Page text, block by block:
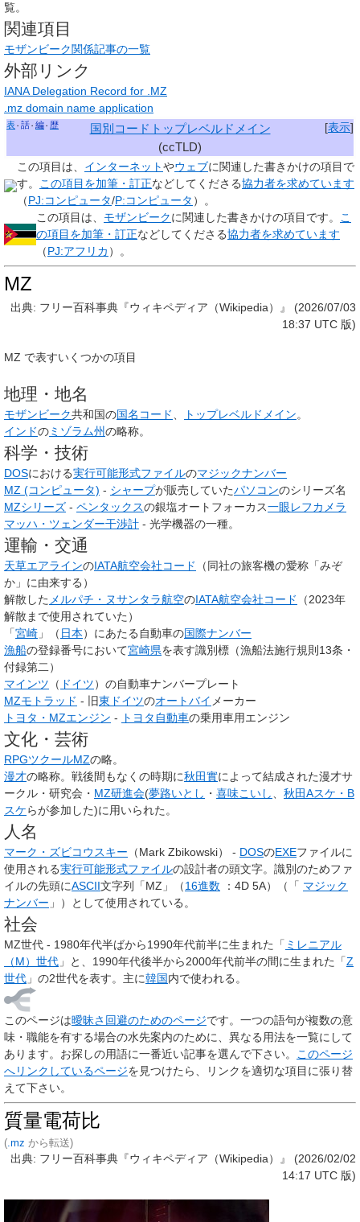
覧。
関連項目
モザンビーク関係記事の一覧
外部リンク
IANA Delegation Record for .MZ
.mz domain name application
[表示]
表 話 編 歴
国別コードトップレベルドメイン
(ccTLD)
この項目は、 インターネットやウェブに関連した書きかけの項目 で
す。 この項目を加筆・訂正などしてくださる協力者を求めています
（PJ:コンピュータ/P:コンピュータ ）。
この項目は、 モザンビークに関連した書きかけの項目 です。 こ
の項目を加筆・訂正などしてくださる協力者を求めています
（PJ:アフリカ ）。
MZ
出典: フリー百科事典『ウィキペディア（Wikipedia）』 (2026/07/03
18:37 UTC 版)
MZ で表すいくつかの項目
地理・地名
モザンビーク共和国の国名コード トップレベルドメイン。
インドのミゾラム州の略称。
科学・技術
DOSにおける実行可能形式ファイルのマジックナンバー
MZ (コンピュータ) - シャープが販売していたパソコンのシリーズ名
MZシリーズ - ペンタックスの銀塩オートフォーカス一眼レフカメラ
マッハ・ツェンダー干渉計 - 光学機器の一種。
運輸・交通
天草エアラインのIATA航空会社コード
（同社の旅客機の愛称「みぞ
か」に由来する）
解散した メルパチ・ヌサンタラ航空のIATA航空会社コード
（2023年
解散まで使用されていた）
「宮崎 」（ 日本）にあたる自動車の国際ナンバー
漁船の登録番号において宮崎県を表す識別標（漁船法施行規則13条・
付録第二）
マインツ （ ドイツ）の自動車ナンバープレート
MZモトラッド - 旧東ドイツのオートバイ メーカー
トヨタ・MZエンジン - トヨタ自動車の乗用車用エンジン
文化・芸術
RPGツクールMZの略。
漫才の略称。戦後間もなくの時期に秋田實によって結成された漫才サ
ークル・研究会・ MZ研進会(夢路いとし ・ 喜味こいし
秋田Aスケ・B
スケらが参加した)に用いられた。
人名
マーク・ズビコウスキー （Mark Zbikowski） - DOSのEXEファイルに
使用される実行可能形式ファイルの設計者の頭文字。識別のためファ
イルの先頭にASCII文字列「MZ」（16進数 ：4D 5A）（「 マジック
ナンバー 」）として使用されている。
社会
MZ世代 - 1980年代半ばから1990年代前半に生まれた「 ミレニアル
（M）世代 」と、1990年代後半から2000年代前半の間に生まれた「Z
世代 」の2世代を表す。主に韓国内で使われる。
このページは曖昧さ回避のためのページです。一つの語句が複数の意
味・職能を有する場合の水先案内のために、異なる用法を一覧にして
あります。お探しの用語に一番近い記事を選んで下さい。
このページ
へリンクしているページを見つけたら、リンクを適切な項目に張り替
えて下さい。
質量電荷比
( .mz から転送)
出典: フリー百科事典『ウィキペディア（Wikipedia）』 (2026/02/02
14:17 UTC 版)